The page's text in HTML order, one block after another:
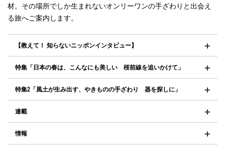
材。その場所でしか生まれないオンリーワンの手ざわりと出会え
る旅へご案内します。
【教えて！ 知らないニッポンインタビュー】
特集「日本の春は、こんなにも美しい 桜前線を追いかけて」
特集2「風土が生み出す、やきものの手ざわり 器を探しに」
連載
情報